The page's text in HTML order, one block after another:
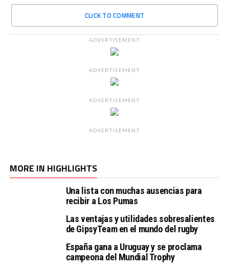
CLICK TO COMMENT
ADVERTISEMENT
ADVERTISEMENT
ADVERTISEMENT
ADVERTISEMENT
MORE IN HIGHLIGHTS
Una lista con muchas ausencias para
recibir a Los Pumas
Las ventajas y utilidades sobresalientes
de GipsyTeam en el mundo del rugby
España gana a Uruguay y se proclama
campeona del Mundial Trophy